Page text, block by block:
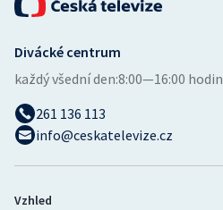
Ostatní
Divácké centrum
každý všední den:8:00—16:00 hodin
261 136 113
info@ceskatelevize.cz
Vzhled